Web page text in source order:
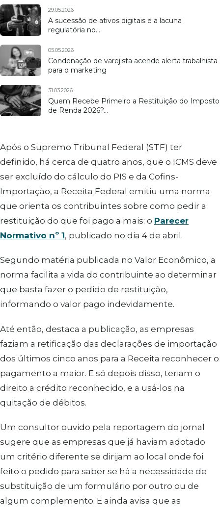
29.05.2026
A sucessão de ativos digitais e a lacuna
regulatória no…
05.05.2026
Condenação de varejista acende alerta trabalhista
para o marketing
31.03.2026
Quem Recebe Primeiro a Restituição do Imposto
de Renda 2026?…
Após o Supremo Tribunal Federal (STF) ter
definido, há cerca de quatro anos, que o ICMS deve
ser excluído do cálculo do PIS e da Cofins-
Importação, a Receita Federal emitiu uma norma
que orienta os contribuintes sobre como pedir a
restituição do que foi pago a mais: o Parecer
Normativo nº 1, publicado no dia 4 de abril.
Segundo matéria publicada no Valor Econômico, a
norma facilita a vida do contribuinte ao determinar
que basta fazer o pedido de restituição,
informando o valor pago indevidamente.
Até então, destaca a publicação, as empresas
faziam a retificação das declarações de importação
dos últimos cinco anos para a Receita reconhecer o
pagamento a maior. E só depois disso, teriam o
direito a crédito reconhecido, e a usá-los na
quitação de débitos.
Um consultor ouvido pela reportagem do jornal
sugere que as empresas que já haviam adotado
um critério diferente se dirijam ao local onde foi
feito o pedido para saber se há a necessidade de
substituição de um formulário por outro ou de
algum complemento. E ainda avisa que as